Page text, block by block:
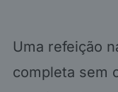
Uma refeição
completa sem